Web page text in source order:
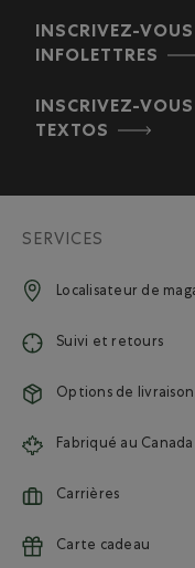
INSCRIVEZ-
INFOLETTRES
INSCRIVEZ-
TEXTOS
SERVICES
Localisateur de
Suivi et retours
Options de livraison
Fabriqué au Canada
Carrières
Carte cadeau